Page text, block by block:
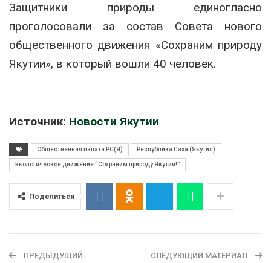
Защитники природы единогласно
проголосовали за состав Совета нового
общественного движения «Сохраним природу
Якутии», в который вошли 40 человек.
Источник: Новости Якутии
Общественная палата РС(Я) Республика Саха (Якутия)
экологическое движение “Сохраним природу Якутии!”
Поделиться
ПРЕДЫДУЩИЙ
СЛЕДУЮЩИЙ МАТЕРИАЛ